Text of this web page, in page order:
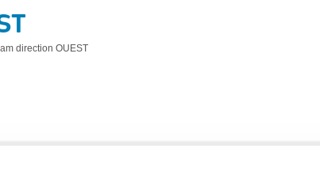
direction OUEST